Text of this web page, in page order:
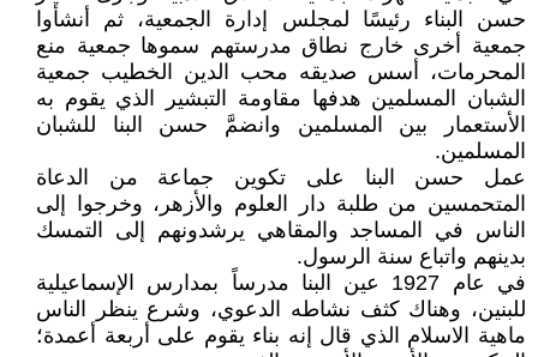
حسن البناء رئيسًا لمجلس إدارة الجمعية، ثم أنشأوا
جمعية أخرى خارج نطاق مدرستهم سموها جمعية منع
المحرمات، أسس صديقه محب الدين الخطيب جمعية
الشبان المسلمين هدفها مقاومة التبشير الذي يقوم به
الأستعمار بين المسلمين وانضمَّ حسن البنا للشبان
المسلمين.
عمل حسن البنا على تكوين جماعة من الدعاة
المتحمسين من طلبة دار العلوم والأزهر، وخرجوا إلى
الناس في المساجد والمقاهي يرشدونهم إلى التمسك
بدينهم واتباع سنة الرسول.
في عام 1927 عين البنا مدرساً بمدارس الإسماعيلية
للبنين، وهناك كثف نشاطه الدعوي، وشرع ينظر الناس
ماهية الاسلام الذي قال إنه بناء يقوم على أربعة أعمدة؛